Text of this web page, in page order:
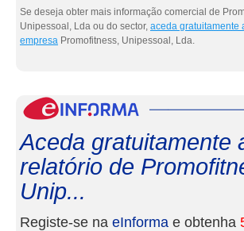
Se deseja obter mais informação comercial de
Unipessoal, Lda ou do sector, aceda gratuitamente
empresa Promofitness, Unipessoal, Lda.
Aceda gratuitamente
relatório de
Unip...
Registe-se na eInforma e obtenha